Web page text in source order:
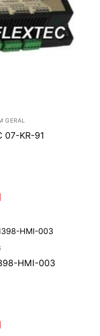
GERAL
07-KR-91
HMI-003